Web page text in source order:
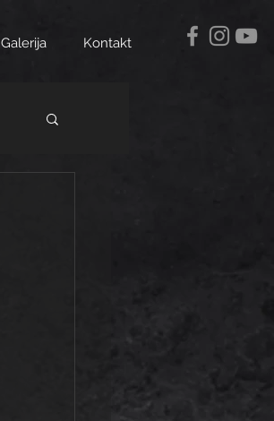
Galerija Kontakt